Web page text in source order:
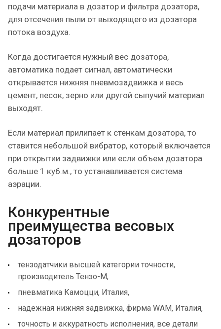
подачи материала в дозатор и фильтра дозатора,
для отсечения пыли от выходящего из дозатора
потока воздуха.
Когда достигается нужный вес дозатора,
автоматика подает сигнал, автоматически
открывается нижняя пневмозадвижка и весь
цемент, песок, зерно или другой сыпучий материал
выходят.
Если материал прилипает к стенкам дозатора, то
ставится небольшой вибратор, который включается
при открытии задвижки или если объем дозатора
больше 1 куб.м., то устанавливается система
аэрации.
Конкурентные
преимущества весовых
дозаторов
тензодатчики высшей категории точности,
производитель Тензо-М,
пневматика Камоцци, Италия,
надежная нижняя задвижка, фирма WAM, Италия,
точность и аккуратность исполнения, все детали